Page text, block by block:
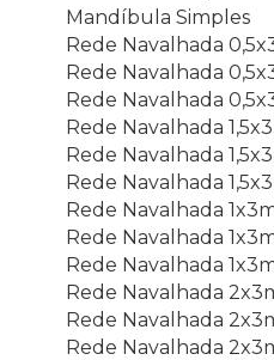
Mandíbula Simples
Rede Navalhada
Rede Navalhada
Rede Navalhada
Rede Navalhada
Rede Navalhada
Rede Navalhada
Rede Navalhada
Rede Navalhada
Rede Navalhada
Rede Navalhada
Rede Navalhada
Rede Navalhada